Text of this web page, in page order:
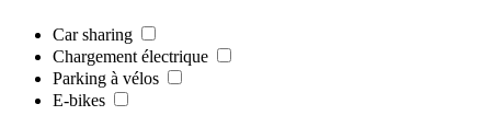
Car sharing
Chargement électrique
Parking à vélos
E-bikes